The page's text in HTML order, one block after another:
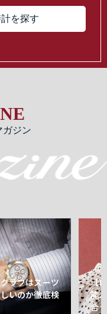
を探す
ガジン
ラフはスーツ
いのか徹底検
【
能
合